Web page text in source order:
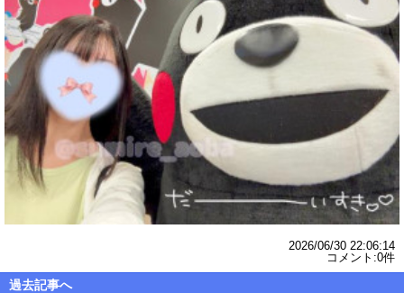
2026/06/30 22:06:14
コメント:0件
過去記事へ